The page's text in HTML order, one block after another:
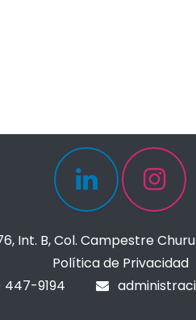
Int. B, Col. Campestre
Política de Privacidad
9194